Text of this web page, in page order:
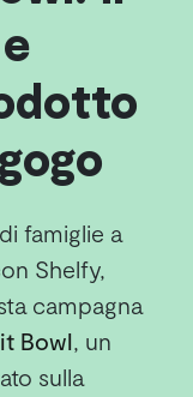
famiglie a
Shelfy,
campagna
Bowl, un
sulla